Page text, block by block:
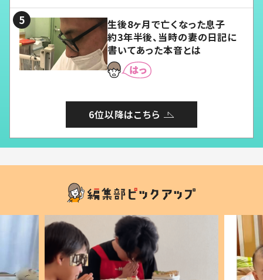
生後8ヶ月で亡くなった息子
約3年半後、当時の妻の日記に
書いてあった本音とは
6位以降はこちら